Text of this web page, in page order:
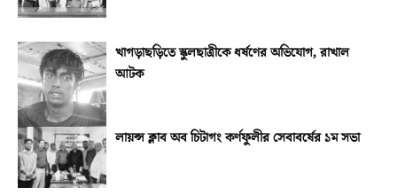
খাগড়াছড়িতে স্কুলছাত্রীকে ধর্ষণের অভিযোগ, রাখাল
আটক
লায়ন্স ক্লাব অব চিটাগং কর্ণফুলীর সেবাবর্ষের ১ম সভা